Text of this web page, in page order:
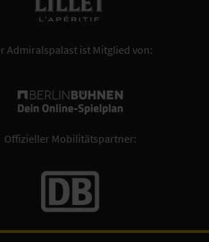
Admiralspalast ist Mitglied von:
Offizieller Mobilitätspartner: